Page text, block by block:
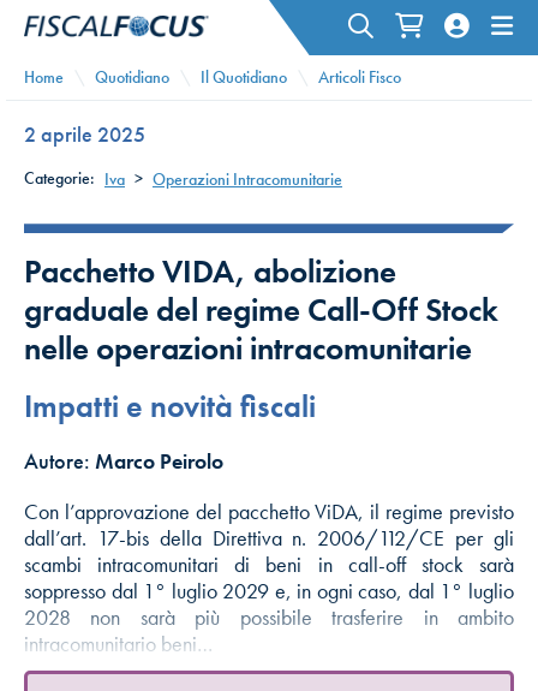
Home Quotidiano Il Quotidiano Articoli Fisco
2 aprile 2025
Categorie: Iva > Operazioni Intracomunitarie
Pacchetto VIDA, abolizione
graduale del regime Call-Off Stock
nelle operazioni intracomunitarie
Impatti e novità fiscali
Autore: Marco Peirolo
Con l’approvazione del pacchetto ViDA, il regime previsto
dall’art. 17-bis della Direttiva n. 2006/112/CE per gli
scambi intracomunitari di beni in call-off stock sarà
soppresso dal 1° luglio 2029 e, in ogni caso, dal 1° luglio
2028 non sarà più possibile trasferire in ambito
intracomunitario beni…